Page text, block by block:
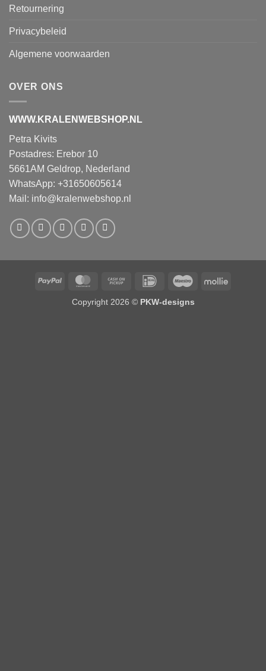
Retournering
Privacybeleid
Algemene voorwaarden
OVER ONS
WWW.KRALENWEBSHOP.NL
Petra Kivits
Postadres: Erebor 10
5661AM Geldrop, Nederland
WhatsApp: +31650605614
Mail: info@kralenwebshop.nl
PayPal MasterCardCash
Pickup
IDeal Maestro Mollie
Copyright 2026 © PKW-designs